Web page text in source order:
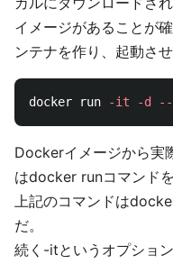
イメージがあることが
ンテナを作り、起動させ
docker run -it -d --
Dockerイメージから実
はdocker runコマンドを
上記のコマンドは
だ。
続く-itというオプショ